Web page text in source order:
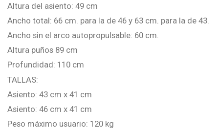
Altura del asiento: 49 cm
Ancho total: 66 cm. para la de 46 y 63 cm. para la de 43.
Ancho sin el arco autopropulsable: 60 cm.
Altura puños 89 cm
Profundidad: 110 cm
TALLAS:
Asiento: 43 cm x 41 cm
Asiento: 46 cm x 41 cm
Peso máximo usuario: 120 kg